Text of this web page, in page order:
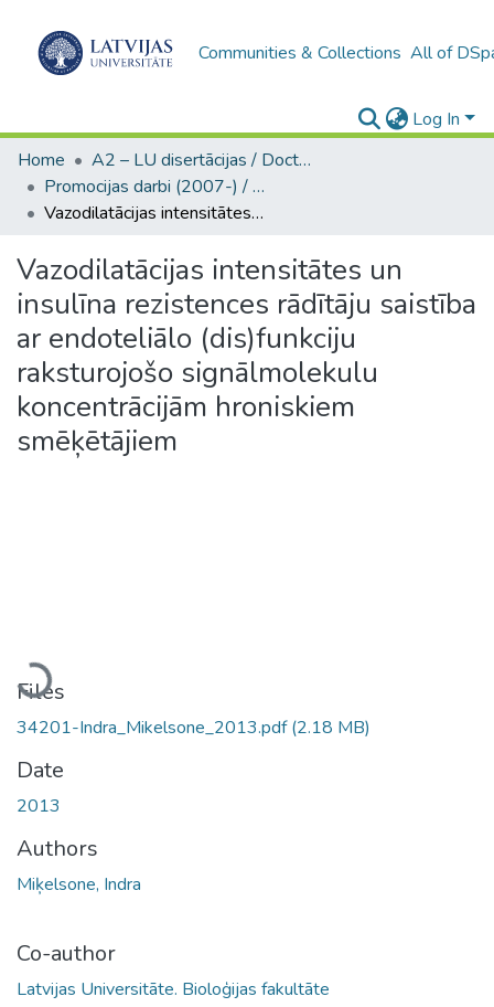
Communities & Collections All of
Log In
Home
A2 – LU disertācijas / Doctoral theses UL
Promocijas darbi (2007-) / Theses PhD
Vazodilatācijas intensitātes un insulīna rezistences rādītāju saistība ar endoteliālo (dis)funkciju raksturojošo signālmolekulu koncentrācijām hroniskiem smēķētājiem
Vazodilatācijas intensitātes un
insulīna rezistences rādītāju saistība
ar endoteliālo (dis)funkciju
raksturojošo signālmolekulu
koncentrācijām hroniskiem
smēķētājiem
Loading...
Files
34201-Indra_Mikelsone_2013.pdf(2.18 MB)
Date
2013
Authors
Miķelsone, Indra
Co-author
Latvijas Universitāte. Bioloģijas fakultāte